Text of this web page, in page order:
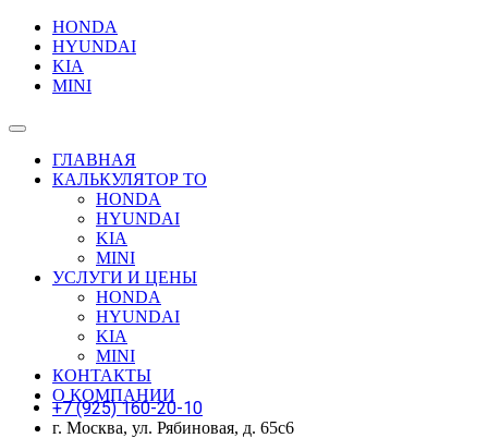
HONDA
HYUNDAI
KIA
MINI
ГЛАВНАЯ
КАЛЬКУЛЯТОР ТО
HONDA
HYUNDAI
KIA
MINI
УСЛУГИ И ЦЕНЫ
HONDA
HYUNDAI
KIA
MINI
КОНТАКТЫ
О КОМПАНИИ
+7 (925) 160-20-10
г. Москва, ул. Рябиновая, д. 65с6